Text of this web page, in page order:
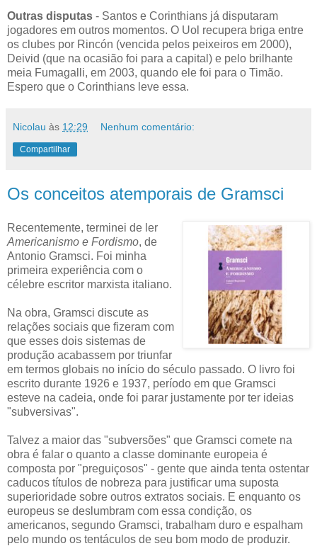
Outras disputas - Santos e Corinthians já disputaram
jogadores em outros momentos. O Uol recupera briga entre
os clubes por Rincón (vencida pelos peixeiros em 2000),
Deivid (que na ocasião foi para a capital) e pelo brilhante
meia Fumagalli, em 2003, quando ele foi para o Timão.
Espero que o Corinthians leve essa.
Nicolau às 12:29 Nenhum comentário:
Compartilhar
Os conceitos atemporais de Gramsci
Recentemente, terminei de ler
Americanismo e Fordismo, de
Antonio Gramsci. Foi minha
primeira experiência com o
célebre escritor marxista italiano.
Na obra, Gramsci discute as
relações sociais que fizeram com
que esses dois sistemas de
produção acabassem por triunfar
em termos globais no início do século passado. O livro foi
escrito durante 1926 e 1937, período em que Gramsci
esteve na cadeia, onde foi parar justamente por ter ideias
"subversivas".
Talvez a maior das "subversões" que Gramsci comete na
obra é falar o quanto a classe dominante europeia é
composta por "preguiçosos" - gente que ainda tenta ostentar
caducos títulos de nobreza para justificar uma suposta
superioridade sobre outros extratos sociais. E enquanto os
europeus se deslumbram com essa condição, os
americanos, segundo Gramsci, trabalham duro e espalham
pelo mundo os tentáculos de seu bom modo de produzir.